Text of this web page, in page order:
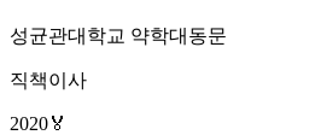
성균관대학교 약학대동문
직책이사
2020🏅